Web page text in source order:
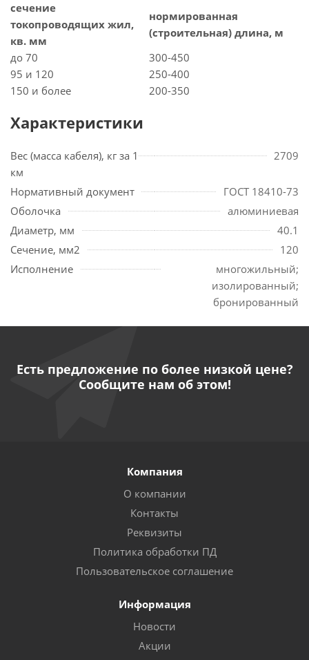
сечение
токопроводящих жил,
кв. мм
нормированная
(строительная) длина, м
до 70
300-450
95 и 120
250-400
150 и более
200-350
Характеристики
Вес (масса кабеля), кг за 1
км
2709
Нормативный документ
ГОСТ 18410-73
Оболочка
алюминиевая
Диаметр, мм
40.1
Сечение, мм2
120
Исполнение
многожильный;
изолированный;
бронированный
Есть предложение по более низкой цене?
Сообщите нам об этом!
Компания
О компании
Контакты
Реквизиты
Политика обработки ПД
Пользовательское соглашение
Информация
Новости
Акции